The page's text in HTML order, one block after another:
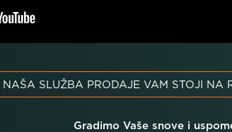
NAŠA SLUŽBA PRODAJE VAM STOJI NA
Gradimo Vaše snove i